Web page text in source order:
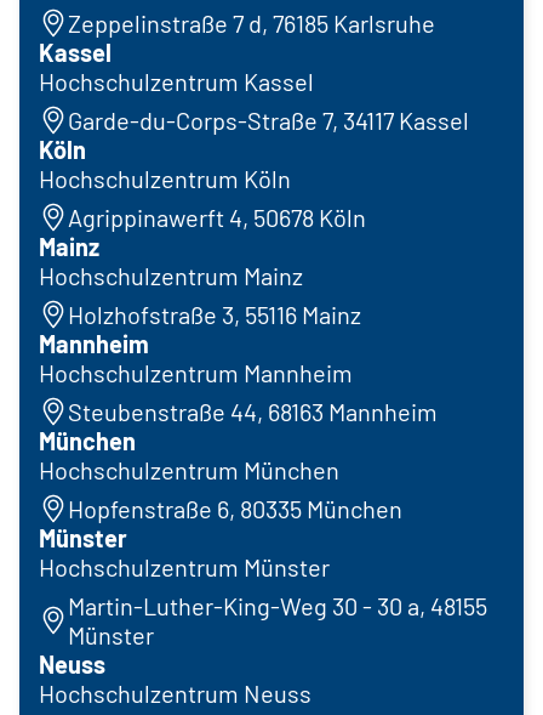
Zeppelinstraße 7 d, 76185 Karlsruhe
Kassel
Hochschulzentrum Kassel
Garde-du-Corps-Straße 7, 34117 Kassel
Köln
Hochschulzentrum Köln
Agrippinawerft 4, 50678 Köln
Mainz
Hochschulzentrum Mainz
Holzhofstraße 3, 55116 Mainz
Mannheim
Hochschulzentrum Mannheim
Steubenstraße 44, 68163 Mannheim
München
Hochschulzentrum München
Hopfenstraße 6, 80335 München
Münster
Hochschulzentrum Münster
Martin-Luther-King-Weg 30 - 30 a, 48155
Münster
Neuss
Hochschulzentrum Neuss